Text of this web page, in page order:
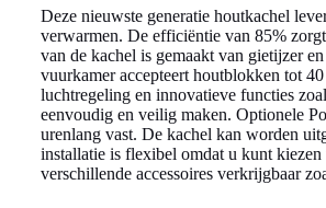
Deze nieuwste generatie houtkachel
verwarmen. De efficiëntie van 85%
van de kachel is gemaakt van gietijzer
vuurkamer accepteert houtblokken tot
luchtregeling en innovatieve functies
eenvoudig en veilig maken. Optionele
urenlang vast. De kachel kan worden
installatie is flexibel omdat u kunt
verschillende accessoires verkrijgbaar